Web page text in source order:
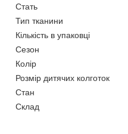
Стать
Тип тканини
Кількість в упаковці
Сезон
Колір
Розмір дитячих колготок
Стан
Склад